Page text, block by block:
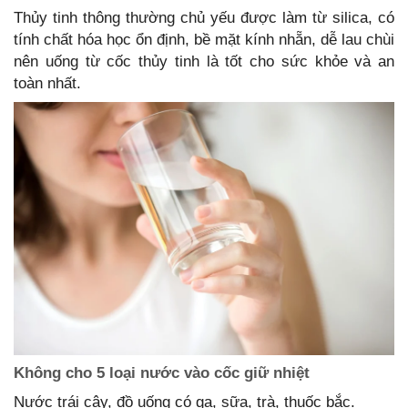
Thủy tinh thông thường chủ yếu được làm từ silica, có
tính chất hóa học ổn định, bề mặt kính nhẵn, dễ lau chùi
nên uống từ cốc thủy tinh là tốt cho sức khỏe và an
toàn nhất.
Không cho 5 loại nước vào cốc giữ nhiệt
Nước trái cây, đồ uống có ga, sữa, trà, thuốc bắc.